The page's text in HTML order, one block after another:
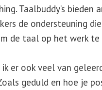
Taalbuddy’s bieden
de ondersteuning
de taal op het werk te
er ook veel van
geduld en hoe je